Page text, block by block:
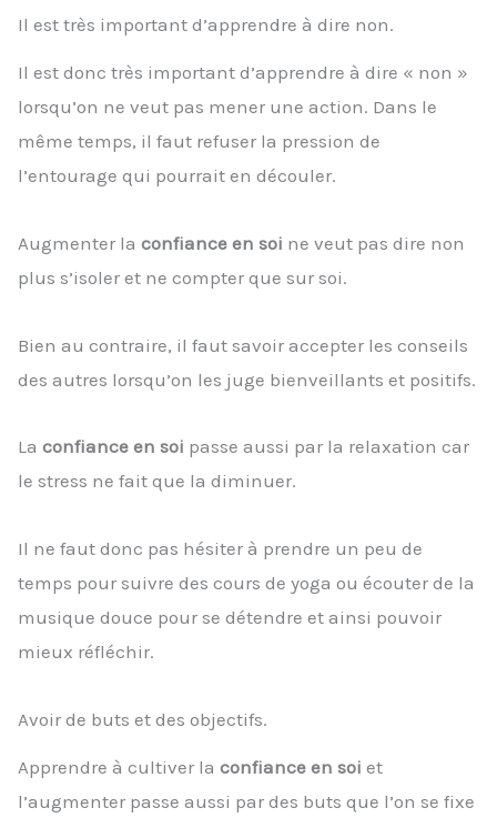
Il est très important d’apprendre à dire non.
Il est donc très important d’apprendre à dire « non »
lorsqu’on ne veut pas mener une action. Dans le
même temps, il faut refuser la pression de
l’entourage qui pourrait en découler.
Augmenter la confiance en soi ne veut pas dire non
plus s’isoler et ne compter que sur soi.
Bien au contraire, il faut savoir accepter les conseils
des autres lorsqu’on les juge bienveillants et positifs.
La confiance en soi passe aussi par la relaxation car
le stress ne fait que la diminuer.
Il ne faut donc pas hésiter à prendre un peu de
temps pour suivre des cours de yoga ou écouter de la
musique douce pour se détendre et ainsi pouvoir
mieux réfléchir.
Avoir de buts et des objectifs.
Apprendre à cultiver la confiance en soi et
l’augmenter passe aussi par des buts que l’on se fixe